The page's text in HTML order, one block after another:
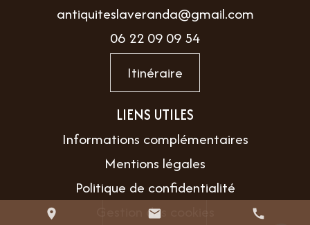
place mail call
antiquiteslaveranda@gmail.com
06 22 09 09 54
Itinéraire
LIENS UTILES
Informations complémentaires
Mentions légales
Politique de confidentialité
Gestion des cookies